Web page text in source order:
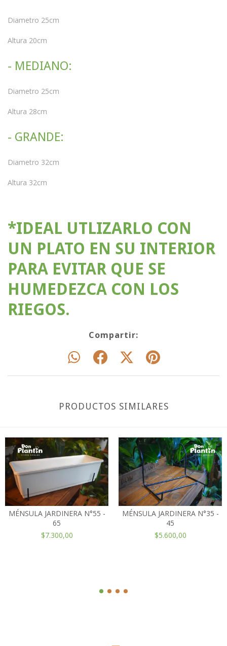
Diametro 25cm
Altura 20cm
- MEDIANO:
Diametro 25cm
Altura 28cm
- GRANDE:
Diametro 32cm
Altura 32cm
*IDEAL UTLIZARLO CON
UN PLATO EN SU INTERIOR
PARA EVITAR QUE SE
HUMEDEZCA CON LOS
RIEGOS.
Compartir:
PRODUCTOS SIMILARES
MÉNSULA JARDINERA N°55 -
65
$7.300,00
MÉNSULA JARDINERA N°35 -
45
$5.600,00